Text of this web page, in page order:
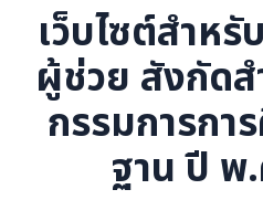
เว็บไซต์สำห
ผู้ช่วย สังกัด
กรรมการกา
ฐาน ปี พ